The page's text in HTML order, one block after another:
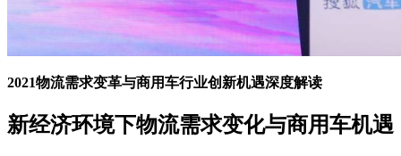
2021物流需求变革与商用车行业创新机遇深度解读
新经济环境下物流需求变化与商用车机遇